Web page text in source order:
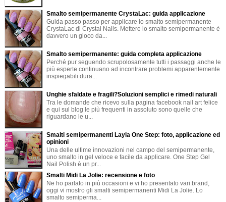
Smalto semipermanente CrystaLac: guida applicazione
Guida passo passo per applicare lo smalto semipermanente
CrystaLac di Crystal Nails. Mettere lo smalto semipermanente è
davvero un gioco da...
Smalto semipermanente: guida completa applicazione
Perché pur seguendo scrupolosamente tutti i passaggi anche le
più esperte continuano ad incontrare problemi apparentemente
inspiegabili dura...
Unghie sfaldate e fragili?Soluzioni semplici e rimedi naturali
Tra le domande che ricevo sulla pagina facebook nail art felice
e qui sul blog le più frequenti in assoluto sono quelle che
riguardano le u...
Smalti semipermanenti Layla One Step: foto, applicazione ed
opinioni
Una delle ultime innovazioni nel campo del semipermanente,
uno smalto in gel veloce e facile da applicare. One Step Gel
Nail Polish è un pr...
Smalti Midi La Jolie: recensione e foto
Ne ho parlato in più occasioni e vi ho presentato vari brand,
oggi vi mostro gli smalti semipermanenti Midi La Jolie. Lo
smalto semiperma...